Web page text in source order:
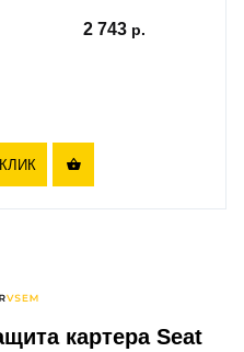
2 743

картера Seat